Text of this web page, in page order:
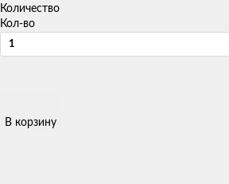
Количество
Кол-во
В корзину